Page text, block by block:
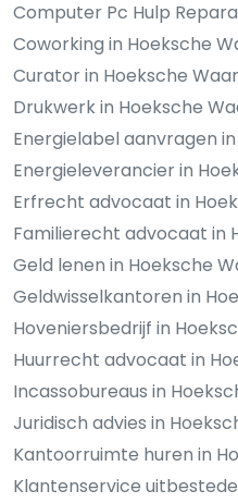
Computer Pc Hulp
Coworking in Hoeksche
Curator in Hoeksche
Drukwerk in Hoeksche
Energielabel aanvragen
Energieleverancier in
Erfrecht advocaat in
Familierecht advocaat in
Geld lenen in Hoeksche
Geldwisselkantoren in
Hoveniersbedrijf in
Huurrecht advocaat in
Incassobureaus in
Juridisch advies in
Kantoorruimte huren in
Klantenservice